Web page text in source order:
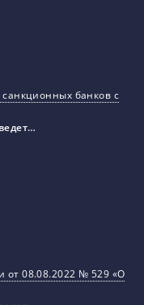
банков с
от 08.08.2022 № 529 «О